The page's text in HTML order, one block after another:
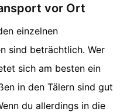
vor Ort
einzelnen
sind beträchtlich. Wer
sich am besten ein
in den Tälern sind gut
du allerdings in die